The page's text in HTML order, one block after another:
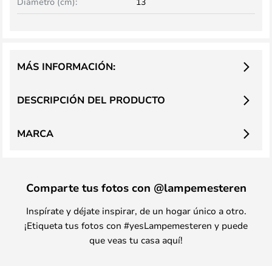
DESCRIPCIÓN DEL PRODUCTO
MÁS INFORMACIÓN:
MARCA
Comparte tus fotos con @lampemesteren
Inspírate y déjate inspirar, de un hogar único a otro.
¡Etiqueta tus fotos con #yesLampemesteren y puede
que veas tu casa aquí!